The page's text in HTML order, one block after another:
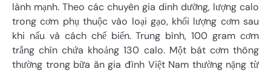
lành mạnh. Theo các chuyên gia dinh dưỡng, lượng calo
trong cơm phụ thuộc vào loại gạo, khối lượng cơm sau
khi nấu và cách chế biến. Trung bình, 100 gram cơm
trắng chín chứa khoảng 130 calo. Một bát cơm thông
thường trong bữa ăn gia đình Việt Nam thường nặng từ